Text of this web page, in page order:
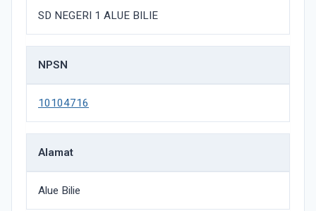
SD NEGERI 1 ALUE BILIE
NPSN
10104716
Alamat
Alue Bilie